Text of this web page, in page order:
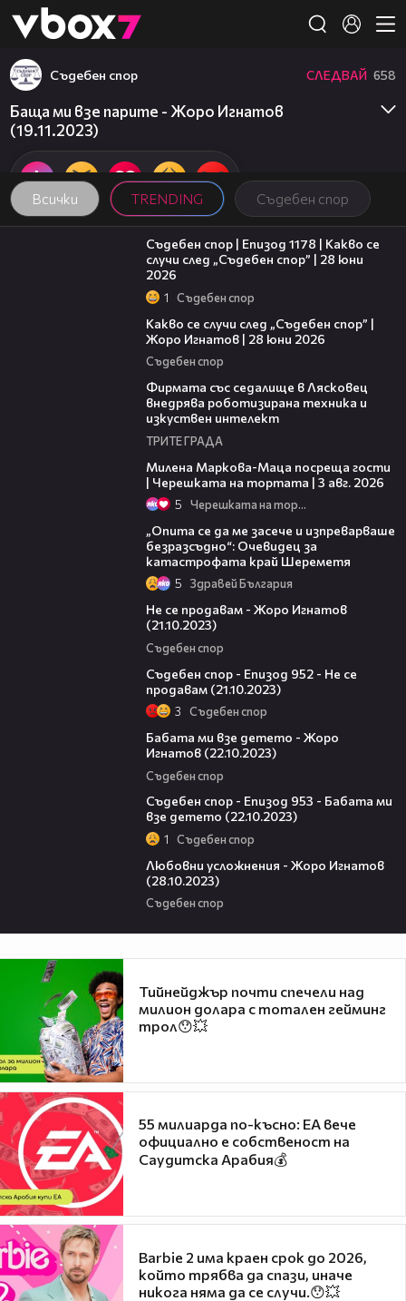
👾
Всички TRENDING Съдебен спор
Съдебен спор СЛЕДВАЙ 658
Баща ми взе парите - Жоро Игнатов
(19.11.2023)
47:02
Съдебен спор | Епизод 1178 | Какво се
случи след „Съдебен спор” | 28 юни
2026
1 Съдебен спор
Какво се случи след „Съдебен спор” |
Жоро Игнатов | 28 юни 2026
Съдебен спор
Фирмата със седалище в Лясковец
внедрява роботизирана техника и
изкуствен интелект
ТРИТЕ ГРАДА
Милена Маркова-Маца посреща гости
| Черешката на тортата | 3 авг. 2026
5 Черешката на тортата
„Опита се да ме засече и изпреварваше
безразсъдно“: Очевидец за
катастрофата край Шереметя
5 Здравей България
Не се продавам - Жоро Игнатов
(21.10.2023)
Съдебен спор
Съдебен спор - Епизод 952 - Не се
продавам (21.10.2023)
3 Съдебен спор
Бабата ми взе детето - Жоро
Игнатов (22.10.2023)
Съдебен спор
Съдебен спор - Епизод 953 - Бабата ми
взе детето (22.10.2023)
1 Съдебен спор
Любовни усложнения - Жоро Игнатов
(28.10.2023)
Съдебен спор
Тийнейджър почти спечели над
милион долара с тотален гейминг
трол😯💥
55 милиарда по-късно: EA вече
официално е собственост на
Саудитска Арабия💰
Barbie 2 има краен срок до 2026,
който трябва да спази, иначе
никога няма да се случи.😯💥